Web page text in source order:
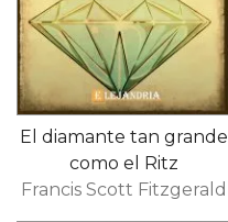
El diamante tan grande
como el Ritz
Francis Scott Fitzgerald